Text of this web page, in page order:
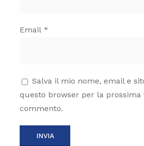
Email *
Salva il mio nome, email e
questo browser per la prossima
commento.